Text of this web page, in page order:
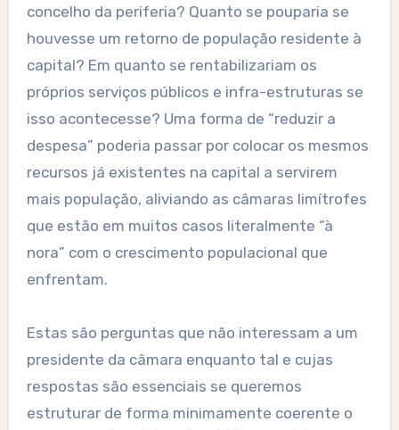
concelho da periferia? Quanto se pouparia se
houvesse um retorno de população residente à
capital? Em quanto se rentabilizariam os
próprios serviços públicos e infra-estruturas se
isso acontecesse? Uma forma de “reduzir a
despesa” poderia passar por colocar os mesmos
recursos já existentes na capital a servirem
mais população, aliviando as câmaras limítrofes
que estão em muitos casos literalmente “à
nora” com o crescimento populacional que
enfrentam.
Estas são perguntas que não interessam a um
presidente da câmara enquanto tal e cujas
respostas são essenciais se queremos
estruturar de forma minimamente coerente o